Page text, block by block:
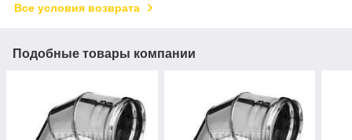
Все условия возврата
Подобные товары компании